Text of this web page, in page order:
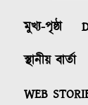
মুখ্য-পৃষ্ঠা
স্থানীয় বাৰ্তা
WEB